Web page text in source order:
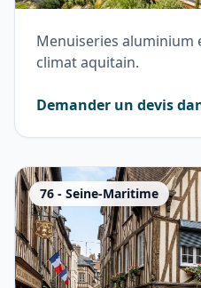
Menuiseries aluminium
climat aquitain.
Demander un devis
76 - Seine-Maritime